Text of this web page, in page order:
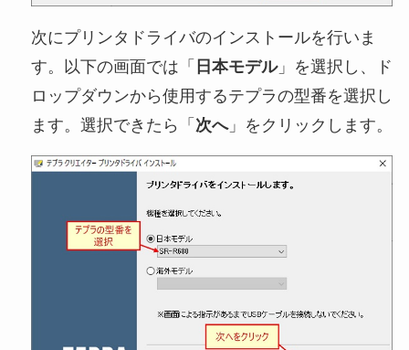
次にプリンタドライバのインストールを行いま
す。以下の画面では「 日本モデル」を選択し、ド
ロップダウンから使用するテプラの型番を選択し
ます。選択できたら「 次へ」をクリックします。